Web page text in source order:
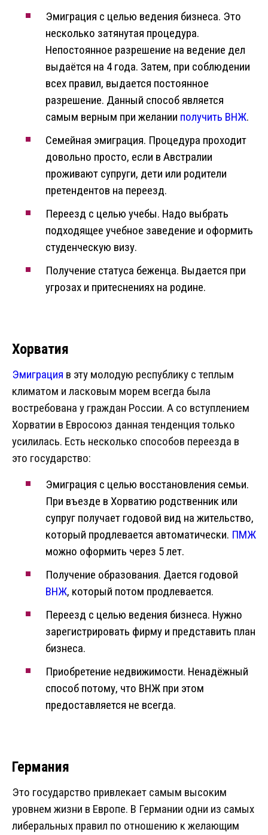
Эмиграция с целью ведения бизнеса. Это
несколько затянутая процедура.
Непостоянное разрешение на ведение дел
выдаётся на 4 года. Затем, при соблюдении
всех правил, выдается постоянное
разрешение. Данный способ является
самым верным при желании получить ВНЖ.
Семейная эмиграция. Процедура проходит
довольно просто, если в Австралии
проживают супруги, дети или родители
претендентов на переезд.
Переезд с целью учебы. Надо выбрать
подходящее учебное заведение и оформить
студенческую визу.
Получение статуса беженца. Выдается при
угрозах и притеснениях на родине.
Хорватия
Эмиграция в эту молодую республику с теплым
климатом и ласковым морем всегда была
востребована у граждан России. А со вступлением
Хорватии в Евросоюз данная тенденция только
усилилась. Есть несколько способов переезда в
это государство:
Эмиграция с целью восстановления семьи.
При въезде в Хорватию родственник или
супруг получает годовой вид на жительство,
который продлевается автоматически. ПМЖ
можно оформить через 5 лет.
Получение образования. Дается годовой
ВНЖ, который потом продлевается.
Переезд с целью ведения бизнеса. Нужно
зарегистрировать фирму и представить план
бизнеса.
Приобретение недвижимости. Ненадёжный
способ потому, что ВНЖ при этом
предоставляется не всегда.
Германия
Это государство привлекает самым высоким
уровнем жизни в Европе. В Германии одни из самых
либеральных правил по отношению к желающим